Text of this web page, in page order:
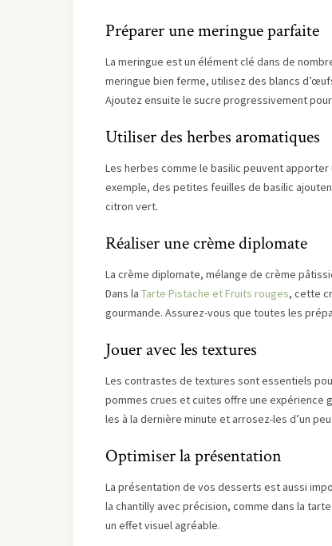
Préparer une meringue parfaite
La meringue est un élément clé dans de
meringue bien ferme, utilisez des blancs
Ajoutez ensuite le sucre progressivement
Utiliser des herbes aromatiques
Les herbes comme le basilic peuvent
exemple, des petites feuilles de basilic
citron vert.
Réaliser une crème diplomate
La crème diplomate, mélange de crème
Dans la Tarte Pistache et Fruits rouges, cette
gourmande. Assurez-vous que toutes les
Jouer avec les textures
Les contrastes de textures sont essentiels
pommes crues et cuites offre une expérience
les à la dernière minute et arrosez-les d’un
Optimiser la présentation
La présentation de vos desserts est aussi
la chantilly avec précision, comme dans la
un effet visuel agréable.